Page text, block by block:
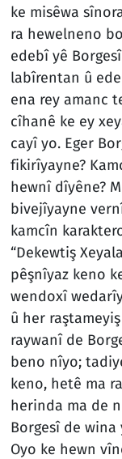
ke misêwa
ra hewelneno
edebî yê
labîrentan û
ena rey amanc
cîhanê ke ey
cayî yo. Eger
fikirîyayne?
hewnî dîyêne?
bivejîyayne
kamcîn
“Dekewtiş
pêşnîyaz keno
wendoxî
û her
raywanî de
beno nîyo;
keno, hetê ma
herinda ma de
Borgesî de
Oyo ke hewn